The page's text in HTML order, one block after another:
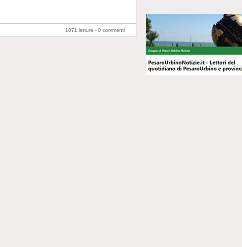
1071 letture - 0 commenti